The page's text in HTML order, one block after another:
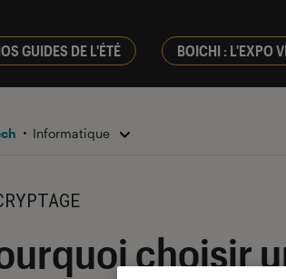
GUIDES DE L'ÉTÉ BOICHI : L'EXPO
Informatique
choisir